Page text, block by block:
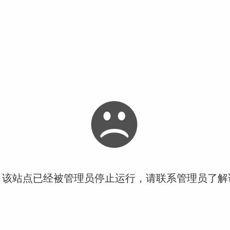
站点已经被管理员停止运行，请联系管理员了